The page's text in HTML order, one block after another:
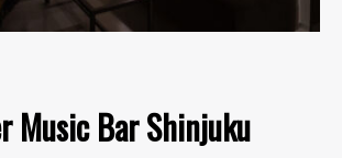
Music Bar Shinjuku